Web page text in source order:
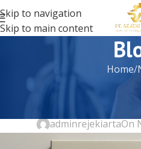
Skip to navigation
Skip to main content
Home
Jasa
adminrejekiartaOn